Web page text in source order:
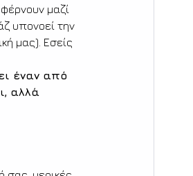
μαζί
υπονοεί την
μας). Εσείς
έναν από
αλλά